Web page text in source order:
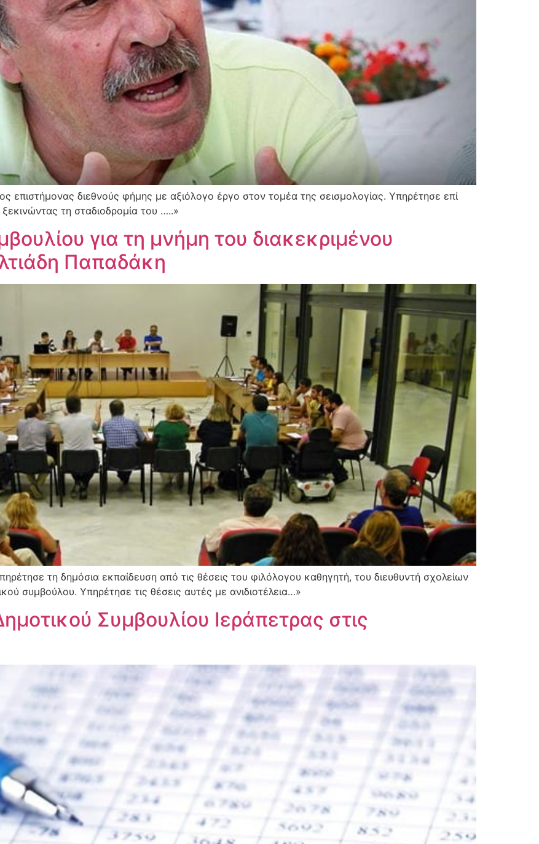
επιστήμονας διεθνούς φήμης με αξιόλογο έργο στον τομέα της σεισμολογίας. Υπηρέτησε επί
τη σταδιοδρομία του …..»
για τη μνήμη του διακεκριμένου
Παπαδάκη
τη δημόσια εκπαίδευση από τις θέσεις του φιλόλογου καθηγητή, του διευθυντή σχολείων
συμβούλου. Υπηρέτησε τις θέσεις αυτές με ανιδιοτέλεια…»
Συμβουλίου Ιεράπετρας στις